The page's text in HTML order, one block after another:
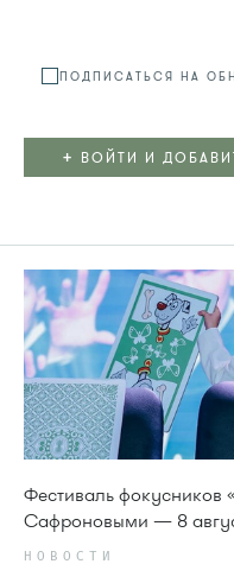
ПОДПИСАТЬСЯ НА
+ ВОЙТИ И
Фестиваль фокусников
Сафроновыми — 8
НОВОСТИ